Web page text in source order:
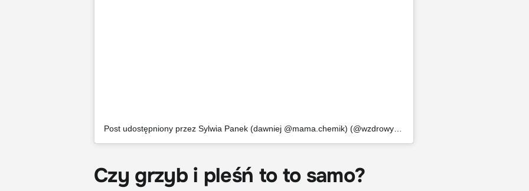
Czy grzyb i pleśń to to samo?